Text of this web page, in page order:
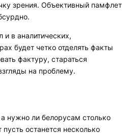
зрения. Объективный памфлет
в аналитических,
будет четко отделять факты
фактуру, стараться
на проблему.
нужно ли белорусам столько
останется несколько